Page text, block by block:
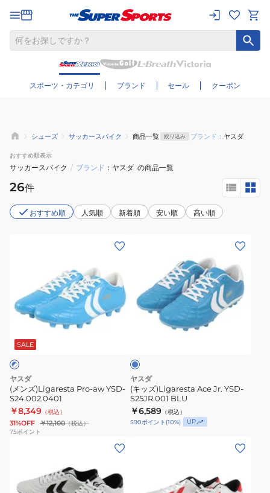
スポーツ・カテゴリ ブランド セール クーポン
さらに絞り込む
シューズ サッカースパイク 商品一覧 絞り込み ブランド： ヤスダ
おすすめ順表示
サッカースパイク / ブランド ヤスダ の商品一覧
26件
おすすめ順 人気順 新着順 安い順 高い順
aw
YSD-
S24.002.0401
SALE
ヤスダ
(メンズ)Ligaresta Pro-aw YSD-
S24.002.0401
￥8,349 （税込）
31%OFF ￥12,100（税込）
75ポイント
ズ)Ligaresta
Jr.
YSD-
S25JR.001
ブ
ヤスダ
(キッズ)Ligaresta Ace Jr. YSD-
S25JR.001 BLU
￥6,589 （税込）
590ポイント (10%) UP
ズ)Ligaresta
Pro